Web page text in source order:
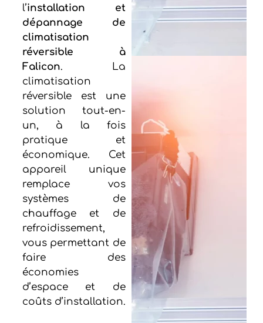
l’installation et
dépannage de
climatisation
réversible à
Falicon. La
climatisation
réversible est une
solution tout-en-
un, à la fois
pratique et
économique. Cet
appareil unique
remplace vos
systèmes de
chauffage et de
refroidissement,
vous permettant de
faire des
économies
d’espace et de
coûts d’installation.